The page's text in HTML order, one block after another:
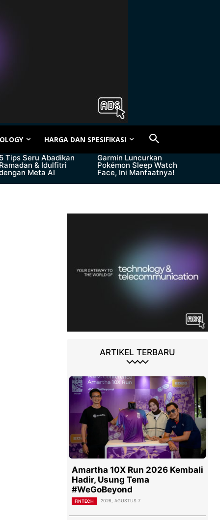
HARGA DAN SPESIFIKASI
5 Tips Seru Abadikan
Ramadan & Idulfitri
Meta AI
Garmin Luncurkan
Pokémon Sleep Watch
Face, Ini Manfaatnya!
ARTIKEL TERBARU
Amartha 10X Run 2026 Kembali
Hadir, Usung Tema
#WeGoBeyond
FINTECH 2026, AGUSTUS 7